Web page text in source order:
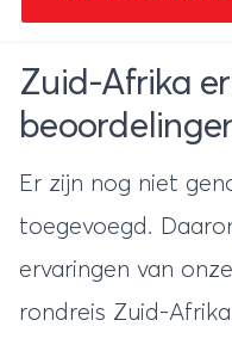
Zuid-Afrika
Er zijn nog niet
toegevoegd.
ervaringen van
rondreis Zuid-Afrika